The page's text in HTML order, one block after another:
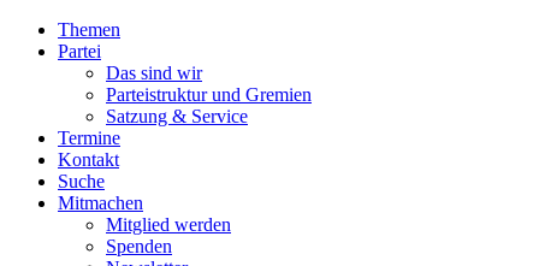
Themen
Partei
Das sind wir
Parteistruktur und Gremien
Satzung & Service
Termine
Kontakt
Suche
Mitmachen
Mitglied werden
Spenden